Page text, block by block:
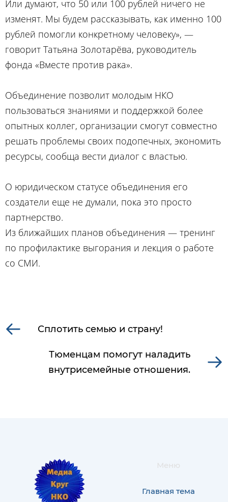
Или думают, что 50 или 100 рублей ничего не
изменят. Мы будем рассказывать, как именно 100
рублей помогли конкретному человеку», —
говорит Татьяна Золотарёва, руководитель
фонда «Вместе против рака».
Объединение позволит молодым НКО
пользоваться знаниями и поддержкой более
опытных коллег, организации смогут совместно
решать проблемы своих подопечных, экономить
ресурсы, сообща вести диалог с властью.
О юридическом статусе объединения его
создатели еще не думали, пока это просто
партнерство.
Из ближайших планов объединения — тренинг
по профилактике выгорания и лекция о работе
со СМИ.
Сплотить семью и страну!
Тюменцам помогут наладить
внутрисемейные отношения.
Меню
Главная тема